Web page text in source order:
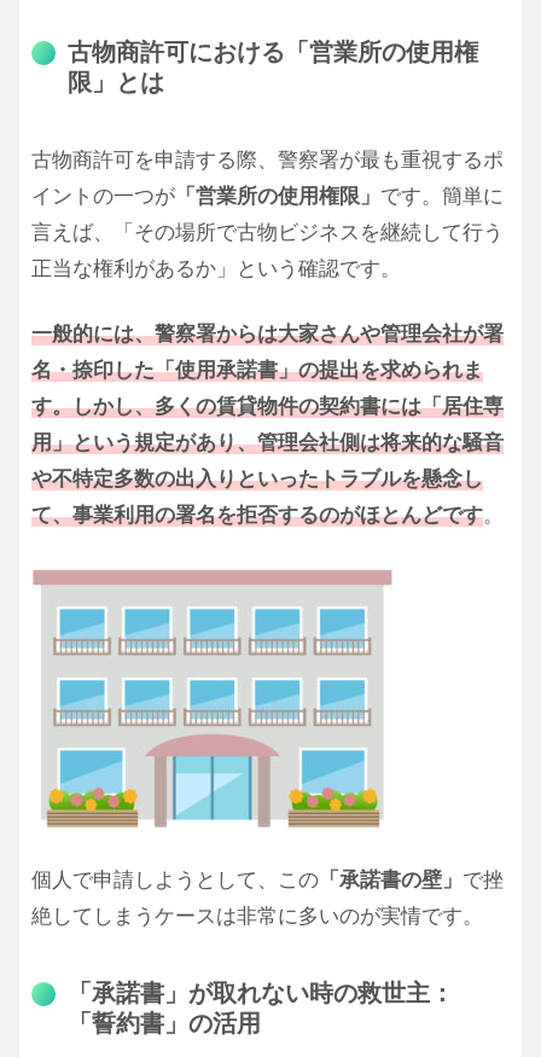
古物商許可における「営業所の使用権
限」とは
古物商許可を申請する際、警察署が最も重視するポ
イントの一つが 「営業所の使用権限」 です。簡単に
言えば、「その場所で古物ビジネスを継続して行う
正当な権利があるか」という確認です。
一般的には、警察署からは大家さんや管理会社が署
名・捺印した「使用承諾書」の提出を求められま
す。しかし、多くの賃貸物件の契約書には「居住専
用」という規定があり、管理会社側は将来的な騒音
や不特定多数の出入りといったトラブルを懸念し
て、事業利用の署名を拒否するのがほとんどです。
個人で申請しようとして、この 「承諾書の壁」 で挫
絶してしまうケースは非常に多いのが実情です。
「承諾書」が取れない時の救世主：
「誓約書」の活用